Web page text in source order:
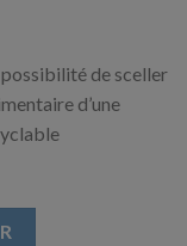
de sceller
d’une